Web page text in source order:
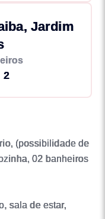
Jardim
2
(possibilidade de
02 banheiros
sala de estar,